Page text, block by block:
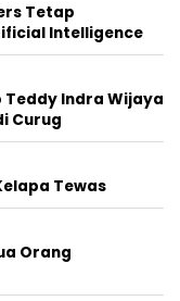
Tetap
Intelligence
Teddy Indra Wijaya
Curug
Tewas
Orang